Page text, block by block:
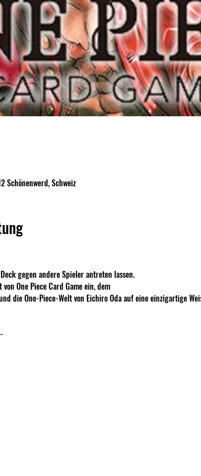
Schönenwerd, Schweiz
gegen andere Spieler antreten lassen.
One Piece Card Game ein, dem
die One-Piece-Welt von Eichiro Oda auf eine einzigartige